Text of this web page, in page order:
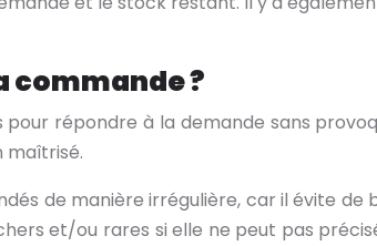
commande ?
répondre à la demande sans
maîtrisé.
de manière irrégulière, car il évite de
et/ou rares si elle ne peut pas